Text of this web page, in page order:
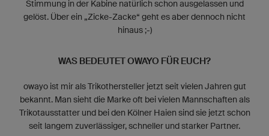
Stimmung in der Kabine natürlich schon ausgelassen und
gelöst. Über ein „Zicke-Zacke“ geht es aber dennoch nicht
hinaus ;-)
WAS BEDEUTET OWAYO FÜR EUCH?
owayo ist mir als Trikothersteller jetzt seit vielen Jahren gut
bekannt. Man sieht die Marke oft bei vielen Mannschaften als
Trikotausstatter und bei den Kölner Haien sind sie jetzt schon
seit langem zuverlässiger, schneller und starker Partner.